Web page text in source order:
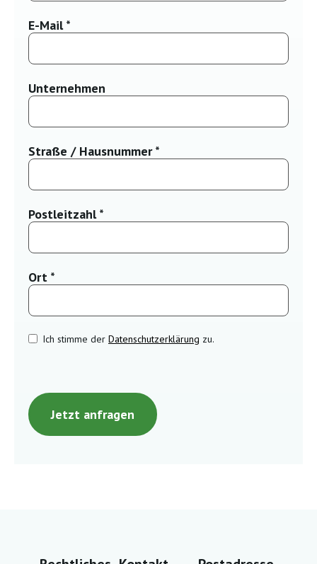
E-Mail *
Unternehmen
Straße / Hausnummer *
Postleitzahl *
Ort *
Ich stimme der Datenschutzerklärung zu.